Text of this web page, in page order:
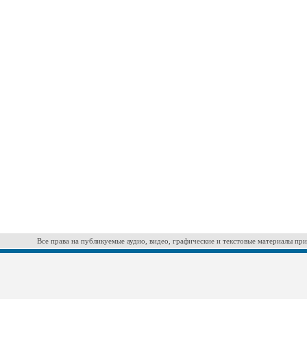
Все права на публикуемые аудио, видео, графические и текстовые материалы